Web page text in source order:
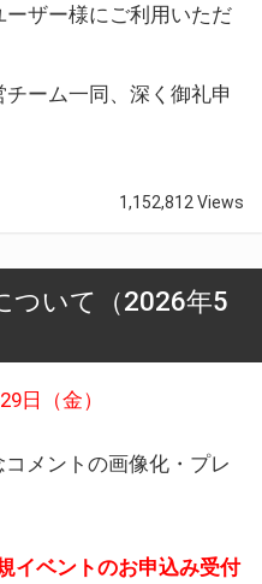
ザー様にご利用いただ
チーム一同、深く御礼申
1,152,812 Views
ついて（2026年5
日（金）
メントの画像化・プレ
イベントのお申込み受付